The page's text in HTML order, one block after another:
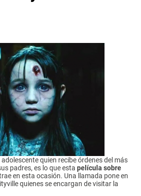
quien recibe órdenes del más
padres, es lo que esta película sobre
en esta ocasión. Una llamada pone en
quienes se encargan de visitar la